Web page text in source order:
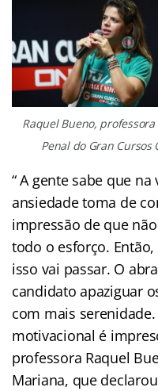
Raquel Bueno,
Penal do Gran Cursos
“ A gente sabe que
ansiedade toma de
impressão de que
todo o esforço.
isso vai passar. O
candidato apaziguar
com mais
motivacional é
professora Raquel
Mariana, que